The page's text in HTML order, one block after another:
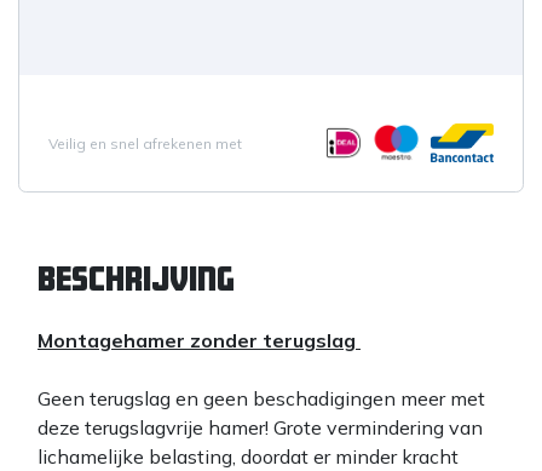
Veilig en snel afrekenen met
Beschrijving
Montagehamer zonder terugslag
Geen terugslag en geen beschadigingen meer met
deze terugslagvrije hamer! Grote vermindering van
lichamelijke belasting, doordat er minder kracht